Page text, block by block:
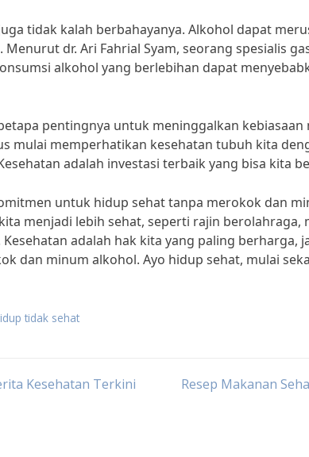
tidak kalah berbahayanya. Alkohol dapat
dr. Ari Fahrial Syam, seorang spesialis
alkohol yang berlebihan dapat
pentingnya untuk meninggalkan
mulai memperhatikan kesehatan tubuh kita
adalah investasi terbaik yang bisa kita
untuk hidup sehat tanpa merokok dan
menjadi lebih sehat, seperti rajin berolahraga,
adalah hak kita yang paling berharga,
dan minum alkohol. Ayo hidup sehat, mulai
tidak sehat
Kesehatan Terkini
Resep Makanan